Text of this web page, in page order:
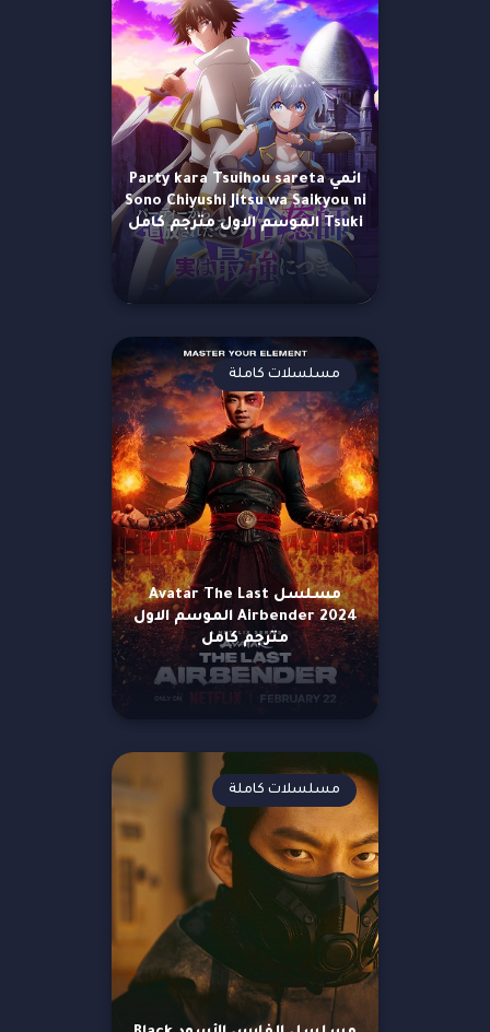
انمي Party kara Tsuihou sareta
Sono Chiyushi Jitsu wa Saikyou ni
Tsuki الموسم الاول مترجم كامل
مسلسل Avatar The Last
Airbender 2024 الموسم الاول
مترجم كامل
مسلسلات كاملة
مسلسلات كاملة